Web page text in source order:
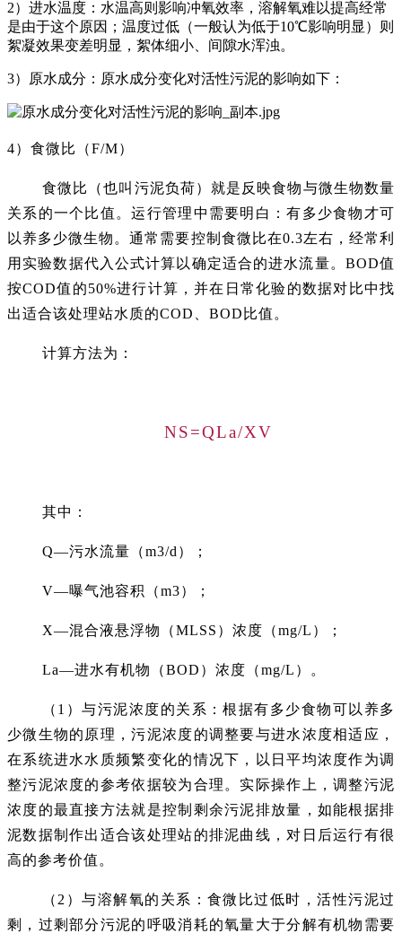
2）进水温度：水温高则影响冲氧效率，溶解氧难以提高经常
是由于这个原因；温度过低（一般认为低于10℃影响明显）则
絮凝效果变差明显，絮体细小、间隙水浑浊。
3）原水成分：原水成分变化对活性污泥的影响如下：
4）食微比（F/M）
食微比（也叫污泥负荷）就是反映食物与微生物数量
关系的一个比值。运行管理中需要明白：有多少食物才可
以养多少微生物。通常需要控制食微比在0.3左右，经常利
用实验数据代入公式计算以确定适合的进水流量。BOD值
按COD值的50%进行计算，并在日常化验的数据对比中找
出适合该处理站水质的COD、BOD比值。
计算方法为：
NS=QLa/XV
其中：
Q—污水流量（m3/d）；
V—曝气池容积（m3）；
X—混合液悬浮物（MLSS）浓度（mg/L）；
La—进水有机物（BOD）浓度（mg/L）。
（1）与污泥浓度的关系：根据有多少食物可以养多
少微生物的原理，污泥浓度的调整要与进水浓度相适应，
在系统进水水质频繁变化的情况下，以日平均浓度作为调
整污泥浓度的参考依据较为合理。实际操作上，调整污泥
浓度的最直接方法就是控制剩余污泥排放量，如能根据排
泥数据制作出适合该处理站的排泥曲线，对日后运行有很
高的参考价值。
（2）与溶解氧的关系：食微比过低时，活性污泥过
剩，过剩部分污泥的呼吸消耗的氧量大于分解有机物需要